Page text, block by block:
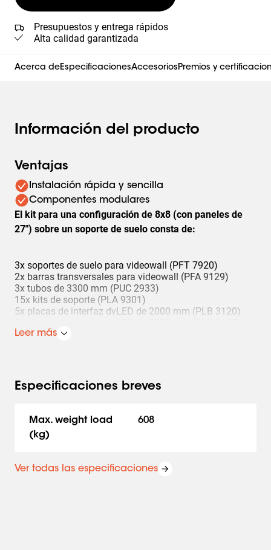
Presupuestos y entrega rápidos
Alta calidad garantizada
Acerca deEspecificacionesAccesoriosPremios y
Información del producto
Ventajas
Instalación rápida y sencilla
Componentes modulares
El kit para una configuración de 8x8 (con paneles de
27") sobre un soporte de suelo consta de:
3x soportes de suelo para videowall (PFT 7920)
2x barras transversales para videowall (PFA 9129)
3x tubos de 3300 mm (PUC 2933)
15x kits de soporte (PLA 9301)
5x placas de interfaz dvLED de 2000 mm (PLB 3120)
5x acopladores de barras para PLB 31xx (PLA 9304)
Leer más
Especificaciones breves
Max. weight load
(kg)
608
Ver todas las especificaciones